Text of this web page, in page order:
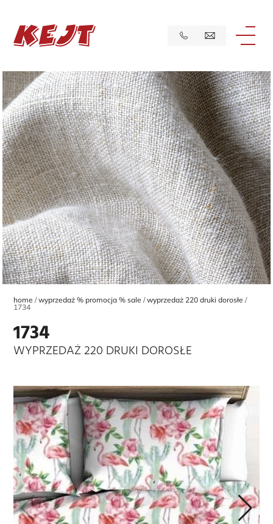
home wyprzedaż % promocja % sale
wyprzedaż 220 druki dorosłe
1734
1734
WYPRZEDAŻ 220 DRUKI DOROSŁE